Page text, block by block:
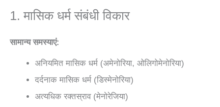
1. मासिक धर्म संबंधी विकार
सामान्य समस्याएं:
अनियमित मासिक धर्म (अमेनोरिया, ओलिगोमेनोरिया)
दर्दनाक मासिक धर्म (डिस्मेनोरिया)
अत्यधिक रक्तस्राव (मेनोरेजिया)